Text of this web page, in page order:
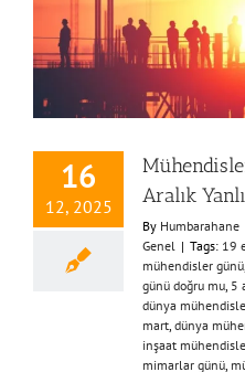
16
12, 2025
Aralık
By Humbarahane
Genel | Tags: 19
mühendisler günü
günü doğru mu 5
dünya
mart dünya
inşaat
mimarlar günü